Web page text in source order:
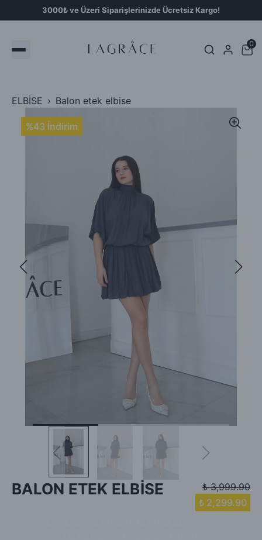
3000₺ ve Üzeri Siparişlerinizde Ücretsiz Kargo!
0
ELBİSE Balon etek elbise
%43 İndirim
BALON ETEK ELBİSE
₺ 3,999.90
₺ 2,299.90